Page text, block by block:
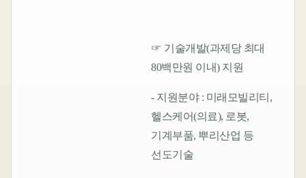
☞ 기술개발(과제당 최대
80백만원 이내) 지원
- 지원분야 : 미래모빌리티,
헬스케어(의료), 로봇,
기계부품, 뿌리산업 등
선도기술